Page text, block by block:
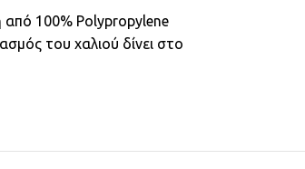
από 100% Polypropylene
του χαλιού δίνει στο